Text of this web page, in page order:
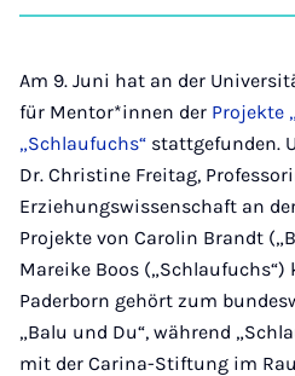
Am 9. Juni hat an der
für Mentor*innen der Projekte
„Schlaufuchs“ stattgefunden.
Dr. Christine Freitag,
Erziehungswissenschaft an
Projekte von Carolin Brandt
Mareike Boos
Paderborn gehört zum
„Balu und Du“, während
mit der Carina-Stiftung im